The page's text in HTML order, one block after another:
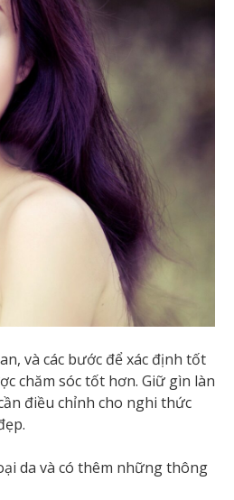
và các bước để xác định tốt
chăm sóc tốt hơn. Giữ gìn làn
điều chỉnh cho nghi thức
da và có thêm những thông